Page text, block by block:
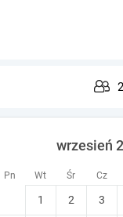
Pn Wt Śr Cz
wrzesień
1 2 3